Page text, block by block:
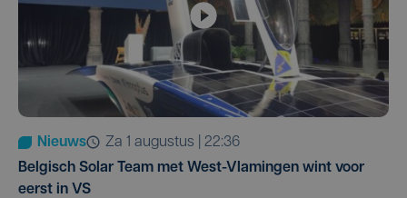
Nieuws
za 1 augustus | 22:36
Belgisch Solar Team met West-Vlamingen wint voor
eerst in VS